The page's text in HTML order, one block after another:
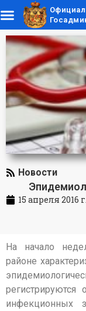
Новости
15 апреля 2016 г.
На начало
районе
регистрируются
инфекционных